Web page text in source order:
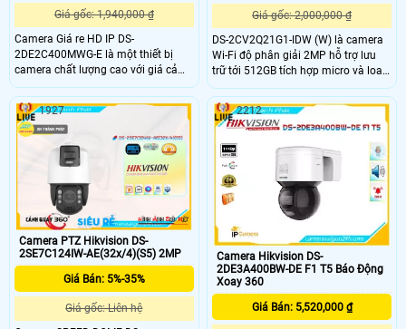
Giá gốc: 1,940,000 ₫
Camera Giá re HD IP DS-
2DE2C400MWG-E là một thiết bị
camera chất lượng cao với giá cả
phải chăng. Được trang bị công
nghệ tiên tiến, camera này cho chất
lượng hình ảnh sắc nét và rõ ràng.
Với độ phân giải cao, nó giúp bạn
quan sát mọi chi tiết một cách rõ
Giá gốc: 2,000,000 ₫
DS-2CV2Q21G1-IDW (W) là camera
Wi-Fi độ phân giải 2MP hỗ trợ lưu
trữ tới 512GB tích hợp micro và loa
hai chiều tính năng phát hiện người
với công nghệ Motion 2.0. Khả năng
chống ngược sáng DWDR và giảm
nhiễu 3D DNR giúp ghi hình sắc nét
trong nhiều điều kiện ánh sáng, kết
nối Wi-Fi nhanh chóng.
Camera PTZ Hikvision DS-
2SE7C124IW-AE(32x/4)(S5) 2MP
Giá Bán: 5%-35%
Giá gốc: Liên hệ
1927
Camera Hikvision DS-
2DE3A400BW-DE F1 T5 Báo Động
Xoay 360
Giá Bán: 5,520,000 ₫
2212